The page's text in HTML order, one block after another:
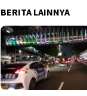
BERITA LAINNYA